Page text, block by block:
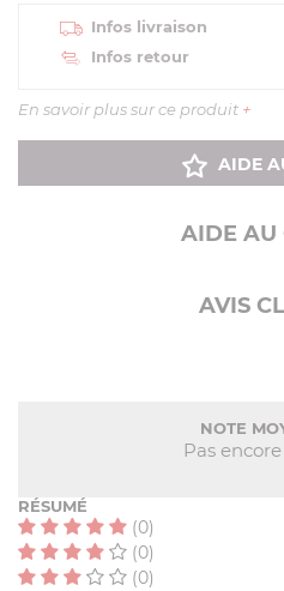
Infos livraison
Infos retour
En savoir plus sur ce produit +
AIDE
AIDE AU
AVIS
NOTE
Pas
RÉSUMÉ
(0)
(0)
(0)